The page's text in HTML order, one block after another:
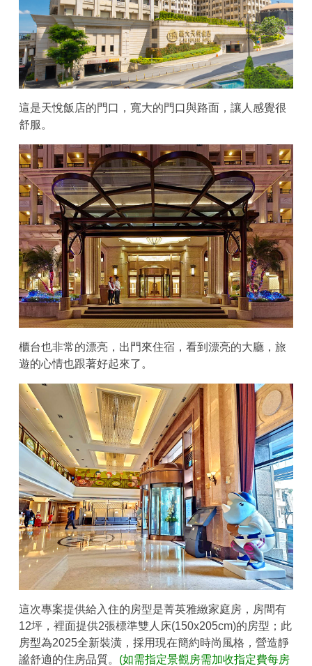
這是天悅飯店的門口，寬大的門口與路面，讓人感覺很
舒服。
櫃台也非常的漂亮，出門來住宿，看到漂亮的大廳，旅
遊的心情也跟著好起來了。
這次專案提供給入住的房型是菁英雅緻家庭房，房間有
12坪，裡面提供2張標準雙人床(150x205cm)的房型；此
房型為2025全新裝潢，採用現在簡約時尚風格，營造靜
謐舒適的住房品質。 (如需指定景觀房需加收指定費每房